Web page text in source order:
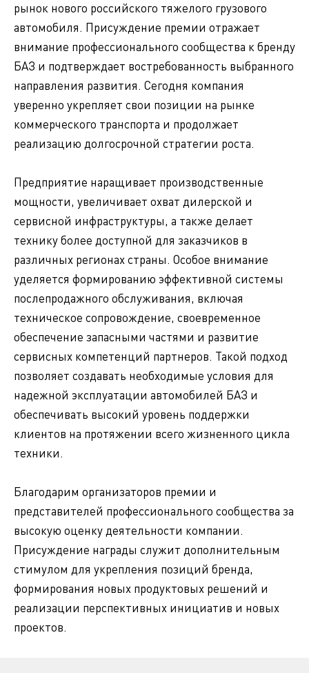
рынок нового российского тяжелого грузового
автомобиля. Присуждение премии отражает
внимание профессионального сообщества к бренду
БАЗ и подтверждает востребованность выбранного
направления развития. Сегодня компания
уверенно укрепляет свои позиции на рынке
коммерческого транспорта и продолжает
реализацию долгосрочной стратегии роста.
Предприятие наращивает производственные
мощности, увеличивает охват дилерской и
сервисной инфраструктуры, а также делает
технику более доступной для заказчиков в
различных регионах страны. Особое внимание
уделяется формированию эффективной системы
послепродажного обслуживания, включая
техническое сопровождение, своевременное
обеспечение запасными частями и развитие
сервисных компетенций партнеров. Такой подход
позволяет создавать необходимые условия для
надежной эксплуатации автомобилей БАЗ и
обеспечивать высокий уровень поддержки
клиентов на протяжении всего жизненного цикла
техники.
Благодарим организаторов премии и
представителей профессионального сообщества за
высокую оценку деятельности компании.
Присуждение награды служит дополнительным
стимулом для укрепления позиций бренда,
формирования новых продуктовых решений и
реализации перспективных инициатив и новых
проектов.